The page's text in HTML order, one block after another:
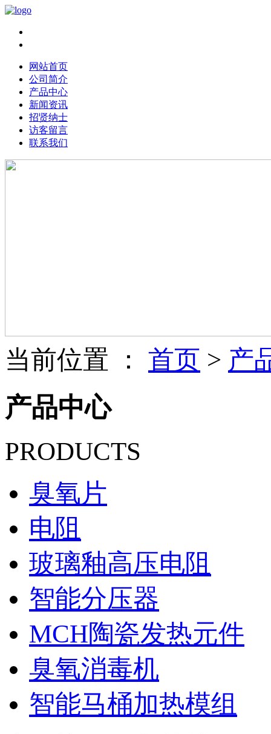
网站首页
公司简介
产品中心
新闻资讯
招贤纳士
访客留言
联系我们
当前位置 ： 首页 > 产
产品中心
PRODUCTS
臭氧片
电阻
玻璃釉高压电阻
智能分压器
MCH陶瓷发热元件
臭氧消毒机
智能马桶加热模组